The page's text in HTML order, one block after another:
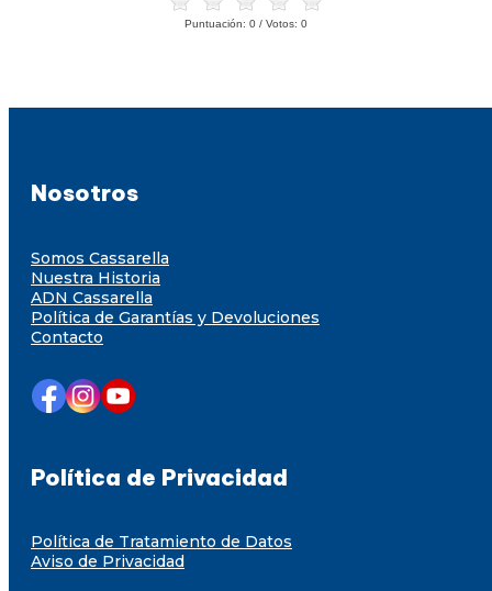
Puntuación: 0 / Votos: 0
Nosotros
Somos Cassarella
Nuestra Historia
ADN Cassarella
Política de Garantías y Devoluciones
Contacto
Política de Privacidad
Política de Tratamiento de Datos
Aviso de Privacidad